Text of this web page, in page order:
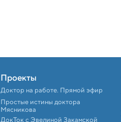
Проекты
Доктор на работе. Прямой эфир
Простые истины доктора
Мясникова
ДокТок с Эвелиной Закамской